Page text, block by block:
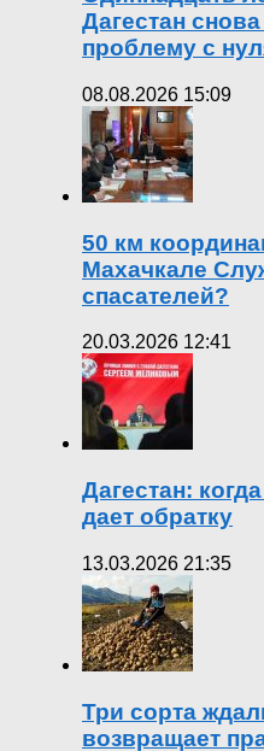
Дагестан
проблему с
08.08.2026 15:09
50 км
Махачкале
спасателей?
20.03.2026 12:41
Дагестан:
дает обратку
13.03.2026 21:35
Три сорта
возвращает